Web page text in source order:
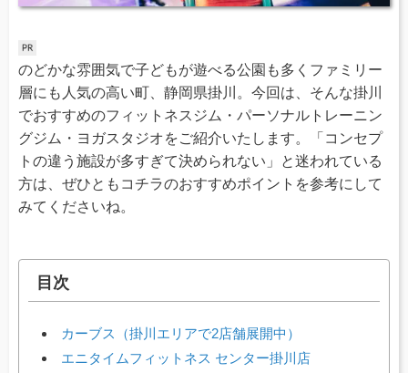
のどかな雰囲気で子どもが遊べる公園も多くファミリー
層にも人気の高い町、静岡県掛川。今回は、そんな掛川
でおすすめのフィットネスジム・パーソナルトレーニン
グジム・ヨガスタジオをご紹介いたします。「コンセプ
トの違う施設が多すぎて決められない」と迷われている
方は、ぜひともコチラのおすすめポイントを参考にして
みてくださいね。
目次
カーブス（掛川エリアで2店舗展開中）
エニタイムフィットネス センター掛川店